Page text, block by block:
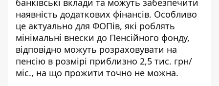
банківські вклади та можуть забезпечити
наявність додаткових фінансів. Особливо
це актуально для ФОПів, які роблять
мінімальні внески до Пенсійного фонду,
відповідно можуть розраховувати на
пенсію в розмірі приблизно 2,5 тис. грн/
міс., на що прожити точно не можна.